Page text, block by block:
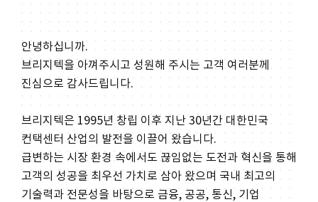
안녕하십니까.
브리지텍을 아껴주시고 성원해 주시는 고객 여러분께
진심으로 감사드립니다.
브리지텍은 1995년 창립 이후 지난 30년간 대한민국
컨택센터 산업의 발전을 이끌어 왔습니다.
급변하는 시장 환경 속에서도 끊임없는 도전과 혁신을 통해
고객의 성공을 최우선 가치로 삼아 왔으며 국내 최고의
기술력과 전문성을 바탕으로 금융, 공공, 통신, 기업